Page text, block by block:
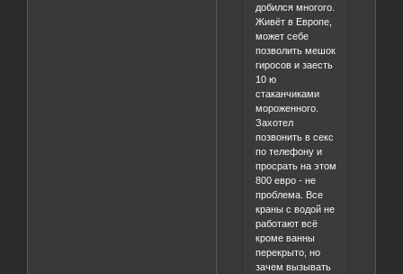
добился многого.
Живёт в Европе,
может себе
позволить мешок
гиросов и заесть
10 ю
стаканчиками
мороженного.
Захотел
позвонить в секс
по телефону и
просрать на этом
800 евро - не
проблема. Все
краны с водой не
работают всё
кроме ванны
перекрыто, но
зачем вызывать